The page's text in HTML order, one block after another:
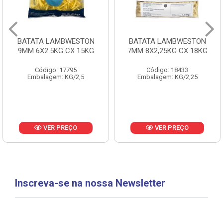
BATATA LAMBWESTON
9MM 6X2.5KG CX 15KG
Código: 17795
Embalagem: KG/2,5
VER PREÇO
BATATA LAMBWESTON
7MM 8X2,25KG CX 18KG
Código: 18433
Embalagem: KG/2,25
VER PREÇO
Inscreva-se na nossa Newsletter